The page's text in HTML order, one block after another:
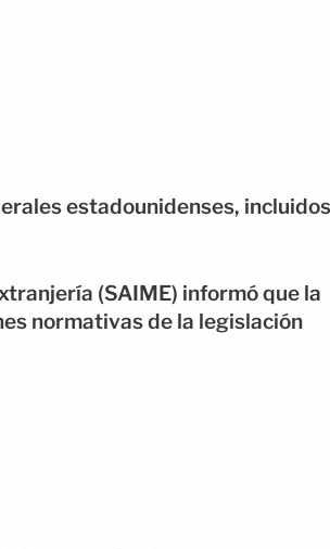
estadounidenses, incluidos
(SAIME) informó que la
normativas de la legislación